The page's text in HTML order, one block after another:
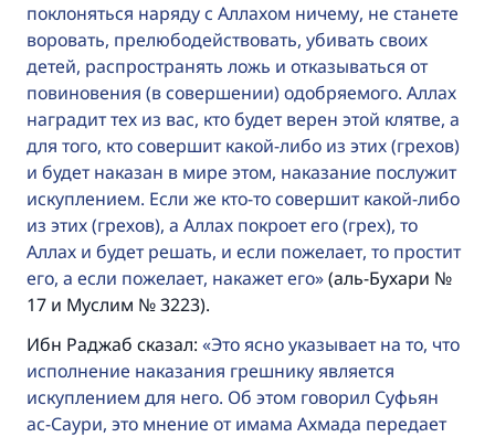
поклоняться наряду с Аллахом ничему, не станете
воровать, прелюбодействовать, убивать своих
детей, распространять ложь и отказываться от
повиновения (в совершении) одобряемого. Аллах
наградит тех из вас, кто будет верен этой клятве, а
для того, кто совершит какой-либо из этих (грехов)
и будет наказан в мире этом, наказание послужит
искуплением. Если же кто-то совершит какой-либо
из этих (грехов), а Аллах покроет его (грех), то
Аллах и будет решать, и если пожелает, то простит
его, а если пожелает, накажет его (аль-Бухари №
17 и Муслим № 3223).
Ибн Раджаб сказал: Это ясно указывает на то, что
исполнение наказания грешнику является
искуплением для него. Об этом говорил Суфьян
ас-Саури, это мнение от имама Ахмада передает